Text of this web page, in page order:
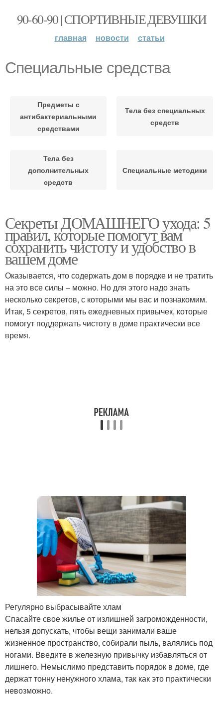
90-60-90 | СПОРТИВНЫЕ ДЕВУШКИ
главная новости статьи
Специальные средства
Предметы с
антибактериальными
средствами
Тела без специальных
средств
Тела без
дополнительных
средств
Специальные методики
Секреты ДОМАШНЕГО ухода: 5
правил, которые помогут вам
сохранить чистоту и удобство в
вашем доме
Оказывается, что содержать дом в порядке и не тратить
на это все силы – можно. Но для этого надо знать
несколько секретов, с которыми мы вас и познакомим.
Итак, 5 секретов, пять ежедневных привычек, которые
помогут поддержать чистоту в доме практически все
время.
Регулярно выбрасывайте хлам
Спасайте свое жилье от излишней загроможденности,
нельзя допускать, чтобы вещи занимали ваше
жизненное пространство, собирали пыль, валялись под
ногами. Введите в железную привычку избавляться от
лишнего. Немыслимо представить порядок в доме, где
держат тонну ненужного хлама, так как это практически
невозможно.